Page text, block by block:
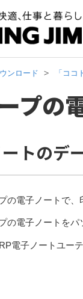
ンロード 「コ
プの
トのデ
の電子ノートで、
の電子ノートをパ
電子ノートユー